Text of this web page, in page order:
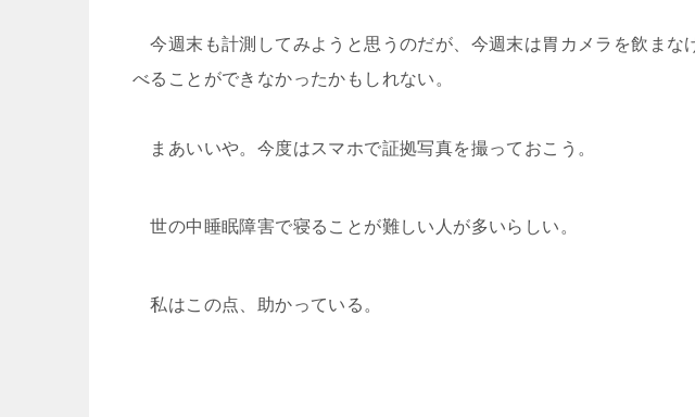
今週末も計測してみようと思うのだが、今週末は胃カメラを飲まな
べることができなかったかもしれない。
まあいいや。今度はスマホで証拠写真を撮っておこう。
世の中睡眠障害で寝ることが難しい人が多いらしい。
私はこの点、助かっている。